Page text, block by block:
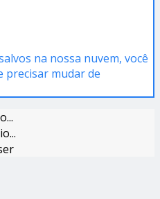
na nossa nuvem, você
precisar mudar de